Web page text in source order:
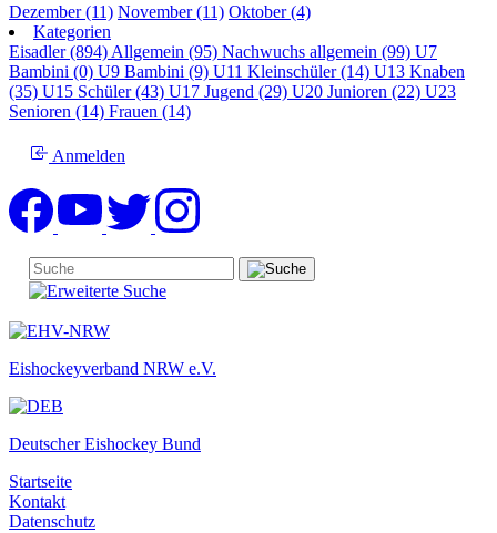
Dezember (11) November (11) Oktober (4)
Kategorien
Eisadler (894) Allgemein (95) Nachwuchs allgemein (99) U7
Bambini (0) U9 Bambini (9) U11 Kleinschüler (14) U13 Knaben
(35) U15 Schüler (43) U17 Jugend (29) U20 Junioren (22) U23
Senioren (14) Frauen (14)
Anmelden
Eishockeyverband NRW e.V.
Deutscher Eishockey Bund
Startseite
Kontakt
Datenschutz